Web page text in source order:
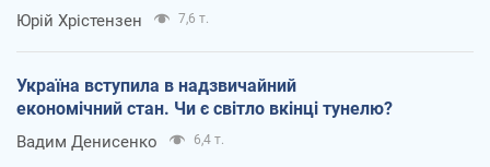
Юрій Хрістензен 7,6 т.
Україна вступила в надзвичайний
економічний стан. Чи є світло вкінці тунелю?
Вадим Денисенко 6,4 т.